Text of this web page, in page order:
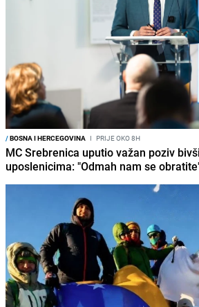
/BOSNA I HERCEGOVINA I PRIJE OKO 8H
MC Srebrenica uputio važan poziv
uposlenicima: "Odmah nam se